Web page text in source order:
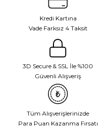
Kredi Kartına
Vade Farksız 4 Taksit
3D Secure & SSL İle %100
Güvenli Alışveriş
Tüm Alışverişlerinizde
Para Puan Kazanma Fırsatı